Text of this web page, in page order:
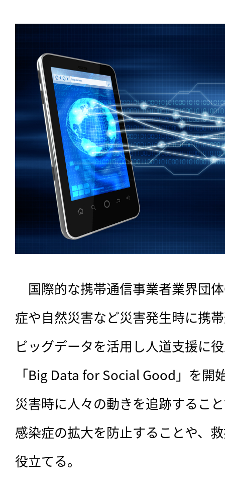
国際的な携帯通信事業者業界団
症や自然災害など災害発生時に携
ビッグデータを活用し人道支援に
「Big Data for Social Good」を開
災害時に人々の動きを追跡するこ
感染症の拡大を防止することや、
役立てる。